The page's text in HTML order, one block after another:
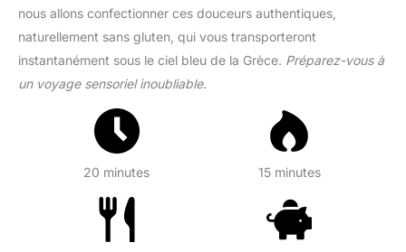
nous allons confectionner ces douceurs authentiques,
naturellement sans gluten, qui vous transporteront
instantanément sous le ciel bleu de la Grèce. Préparez-vous à
un voyage sensoriel inoubliable.
20 minutes 15 minutes